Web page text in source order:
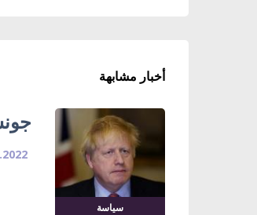
أخبار مشابهة
سياسة